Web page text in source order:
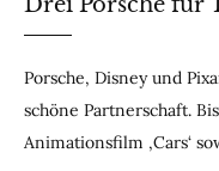
Porsche, Disney und
schöne Partnerschaft.
Animationsfilm ‚Cars‘